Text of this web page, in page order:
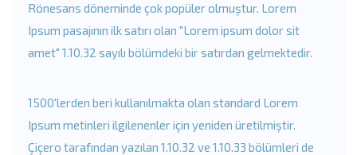
Rönesans döneminde çok popüler olmuştur. Lorem
Ipsum pasajının ilk satırı olan "Lorem ipsum dolor sit
amet" 1.10.32 sayılı bölümdeki bir satırdan gelmektedir.
1500'lerden beri kullanılmakta olan standard Lorem
Ipsum metinleri ilgilenenler için yeniden üretilmiştir.
Çiçero tarafından yazılan 1.10.32 ve 1.10.33 bölümleri de